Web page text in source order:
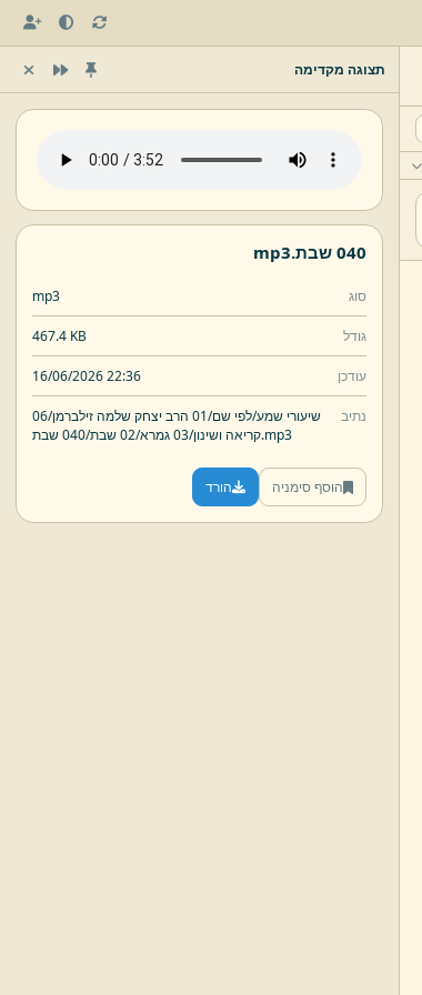
תצוגה מקדימה
040 שבת. mp3
סוג mp3
גודל 467.4 KB
עודכן 16/06/2026 22:36
נתיב שיעורי שמע/לפי שם/01 הרב יצחק שלמה זילברמן/
06
קריאה ושינון/03 גמרא/ 02 שבת/ 040 שבת.mp3
הוסף סימניה הורד